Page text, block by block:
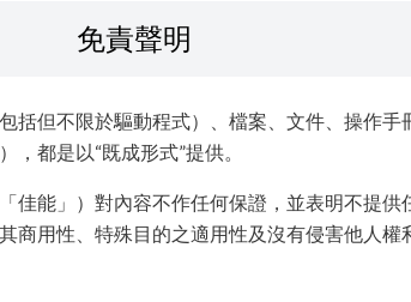
免責聲明
括但不限於驅動程式）、檔案、文件、操作手
都是以“既成形式”提供。
佳能」）對內容不作任何保證，並表明不提供
商用性、特殊目的之適用性及沒有侵害他人權